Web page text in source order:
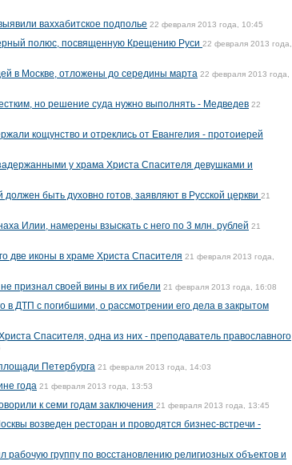
ваххабитское подполье 22 февраля 2013 года, 10:45
полюс, посвященную Крещению Руси 22 февраля 2013 года,
в Москве, отложены до середины марта 22 февраля 2013 года,
но решение суда нужно выполнять - Медведев 22
кощунство и отреклись от Евангелия - протоиерей
у храма Христа Спасителя девушками и
быть духовно готов, заявляют в Русской церкви 21
Илии, намерены взыскать с него по 3 млн. рублей 21
две иконы в храме Христа Спасителя 21 февраля 2013 года,
признал своей вины в их гибели 21 февраля 2013 года, 16:08
в ДТП с погибшими, о рассмотрении его дела в закрытом
Спасителя, одна из них - преподаватель православного
Петербурга 21 февраля 2013 года, 14:03
года 21 февраля 2013 года, 13:53
к семи годам заключения 21 февраля 2013 года, 13:45
возведен ресторан и проводятся бизнес-встречи -
группу по восстановлению религиозных объектов и